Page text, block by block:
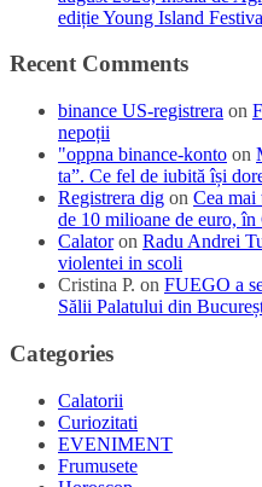
ediție Young Island
Recent Comments
binance US-registrera on
nepoții
"oppna binance-konto on
ta”. Ce fel de iubită își
Registrera dig on Cea mai
de 10 milioane de euro, în
Calatoron Radu Andrei
violentei in scoli
Cristina P. on FUEGO a
Sălii Palatului din
Categories
Calatorii
Curiozitati
EVENIMENT
Frumusete